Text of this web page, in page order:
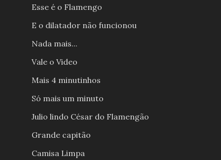
Esse é o Flamengo
E o dilatador não funcionou
Nada mais...
Vale o Video
Mais 4 minutinhos
Só mais um minuto
Julio lindo César do Flamengão
Grande capitão
Camisa Limpa